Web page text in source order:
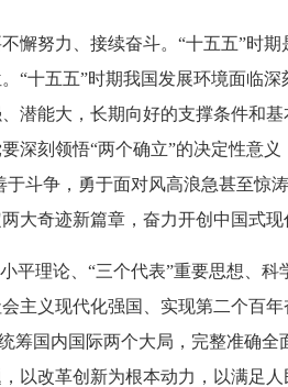
懈努力、接续奋斗。“十五五”时
“十五五”时期我国发展环境面临
潜能大，长期向好的支撑条件和
刻领悟“两个确立”的决定性意义
斗争，勇于面对风高浪急甚至惊
大奇迹新篇章，奋力开创中国式现
平理论、“三个代表”重要思想、
主义现代化强国、实现第二个百
筹国内国际两个大局，完整准确
以改革创新为根本动力，以满足